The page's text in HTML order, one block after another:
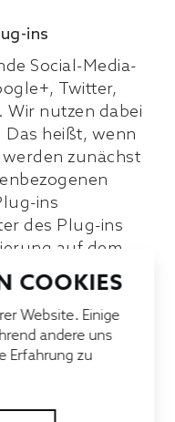
ins
Social-Media-
Twitter,
Wir nutzen dabei
Das heißt, wenn
werden zunächst
ins
des Plug-ins
auf dem
oder
die Möglichkeit,
Anbieter des
wenn Sie auf
es dadurch
Anbieter die
COOKIES
Website. Einige
andere uns
Erfahrung zu